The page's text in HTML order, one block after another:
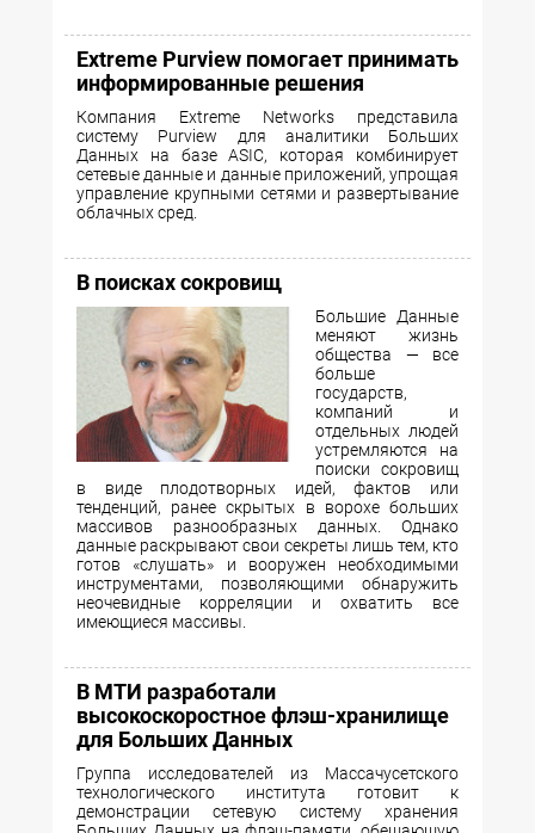
Extreme Purview помогает принимать
информированные решения
Компания Extreme Networks представила
систему Purview для аналитики Больших
Данных на базе ASIC, которая комбинирует
сетевые данные и данные приложений, упрощая
управление крупными сетями и развертывание
облачных сред.
В поисках сокровищ
Большие Данные
меняют жизнь
общества — все
больше
государств,
компаний и
отдельных людей
устремляются на
поиски сокровищ
в виде плодотворных идей, фактов или
тенденций, ранее скрытых в ворохе больших
массивов разнообразных данных. Однако
данные раскрывают свои секреты лишь тем, кто
готов «слушать» и вооружен необходимыми
инструментами, позволяющими обнаружить
неочевидные корреляции и охватить все
имеющиеся массивы.
В МТИ разработали
высокоскоростное флэш-хранилище
для Больших Данных
Группа исследователей из Массачусетского
технологического института готовит к
демонстрации сетевую систему хранения